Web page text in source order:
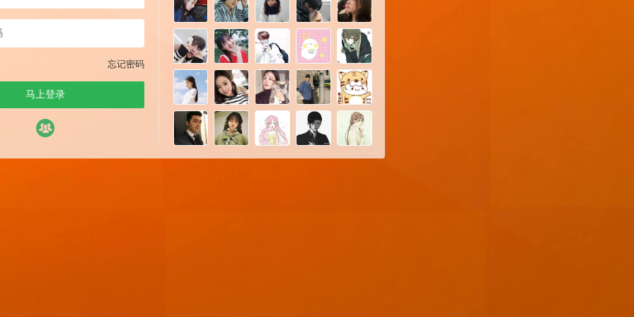
忘记密码
马上登录